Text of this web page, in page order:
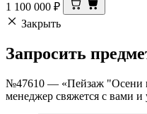
1 100 000 ₽
Закрыть
Запросить
№47610 — «Пейзаж "Осени
менеджер свяжется с вами и